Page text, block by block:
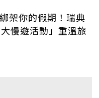
架你的假期！瑞典
慢遊活動」重溫旅